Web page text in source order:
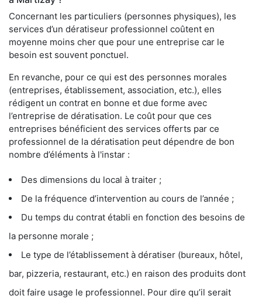
Concernant les particuliers (personnes physiques), les
services d’un dératiseur professionnel coûtent en
moyenne moins cher que pour une entreprise car le
besoin est souvent ponctuel.
En revanche, pour ce qui est des personnes morales
(entreprises, établissement, association, etc.), elles
rédigent un contrat en bonne et due forme avec
l’entreprise de dératisation. Le coût pour que ces
entreprises bénéficient des services offerts par ce
professionnel de la dératisation peut dépendre de bon
nombre d’éléments à l'instar :
Des dimensions du local à traiter ;
De la fréquence d’intervention au cours de l’année ;
Du temps du contrat établi en fonction des besoins de
la personne morale ;
Le type de l’établissement à dératiser (bureaux, hôtel,
bar, pizzeria, restaurant, etc.) en raison des produits dont
doit faire usage le professionnel. Pour dire qu’il serait